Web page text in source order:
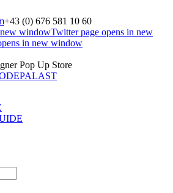
+43 (0) 676 581 10 60
new windowTwitter page opens in new
in new window
Pop Up Store